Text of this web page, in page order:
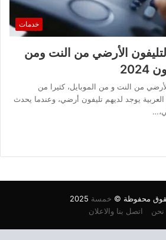
خدمات
الأرضي من النت ومن
من النت و من الموبايل، كثيرا من
يوجد لديهم تليفون أرضي، وعندما يحدث
محفوظة © خمسة
اتصل بنا والاعلان